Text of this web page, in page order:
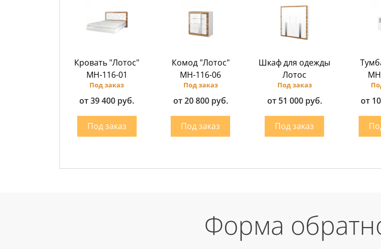
Кровать "Лотос"
МН-116-01
Под заказ
от 39 400 руб.
Комод "Лотос"
МН-116-06
Под заказ
от 20 800 руб.
Шкаф для одежды
Лотос
Под заказ
от 51 000 руб. от
Форма